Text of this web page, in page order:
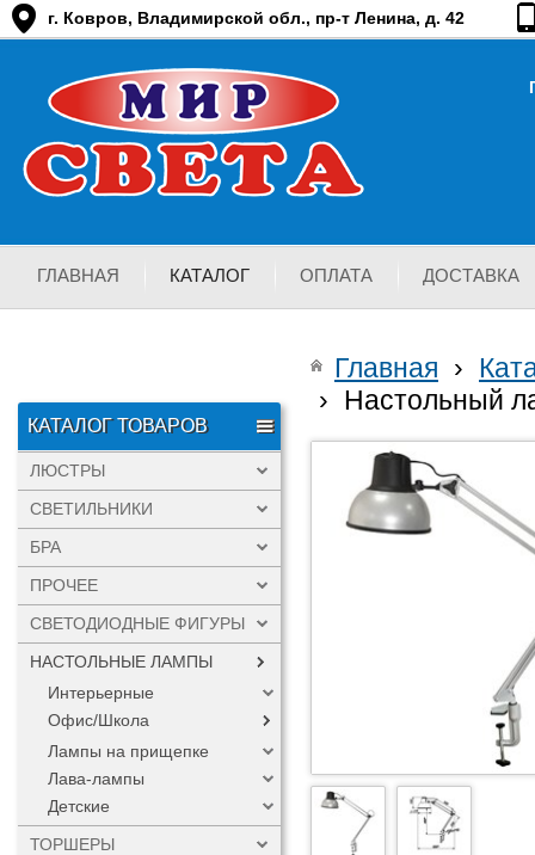
г. Ковров, Владимирской обл., пр-т Ленина, д. 42
ГЛАВНАЯ КАТАЛОГ ОПЛАТА ДОСТАВКА
КАТАЛОГ ТОВАРОВ
ЛЮСТРЫ
СВЕТИЛЬНИКИ
БРА
ПРОЧЕЕ
СВЕТОДИОДНЫЕ ФИГУРЫ
НАСТОЛЬНЫЕ ЛАМПЫ
Интерьерные
Офис/Школа
Лампы на прищепке
Лава-лампы
Детские
ТОРШЕРЫ
Главная ›
› Настольный